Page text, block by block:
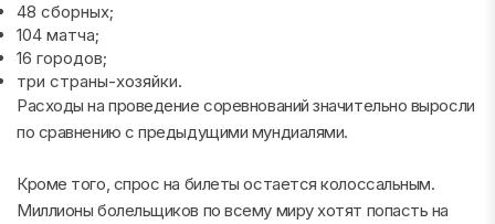
48 сборных;
104 матча;
16 городов;
три страны-хозяйки.
Расходы на проведение соревнований значительно выросли
по сравнению с предыдущими мундиалями.
Кроме того, спрос на билеты остается колоссальным.
Миллионы болельщиков по всему миру хотят попасть на